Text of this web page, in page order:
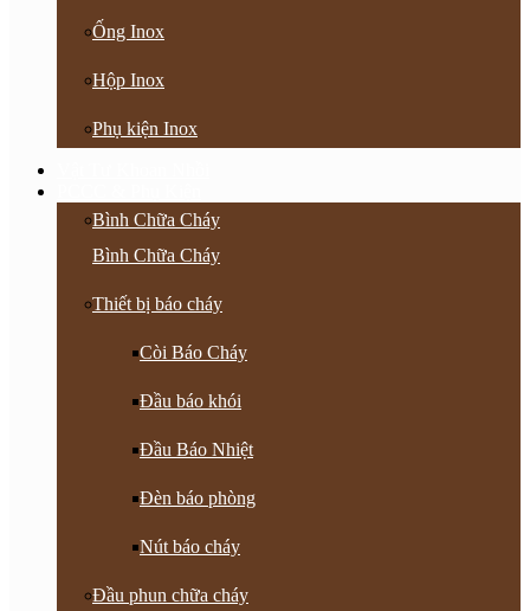
Ống Inox
Hộp Inox
Phụ kiện Inox
Bình Chữa Cháy
Bình Chữa Cháy
Thiết bị báo cháy
Còi Báo Cháy
Đầu báo khói
Đầu Báo Nhiệt
Đèn báo phòng
Nút báo cháy
Đầu phun chữa cháy